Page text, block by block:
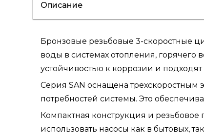
Описание
Бронзовые резьбовые 3-скоростные
воды в системах отопления,
устойчивостью к коррозии и
Серия SAN оснащена трехскоростным
потребностей системы. Это
Компактная конструкция и
использовать насосы как в бытовых,